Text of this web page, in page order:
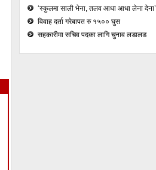
‘स्कुलमा साली भेना, तलव आधा आधा लेना देना’
विवाह दर्ता गरेबापत रु १५०० घुस
सहकारीमा सचिव पदका लागि चुनाव लडालड